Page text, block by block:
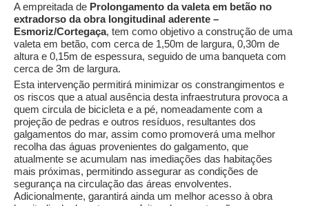
A empreitada de Prolongamento da valeta em betão no
extradorso da obra longitudinal aderente –
Esmoriz/Cortegaça, tem como objetivo a construção de uma
valeta em betão, com cerca de 1,50m de largura, 0,30m de
altura e 0,15m de espessura, seguido de uma banqueta com
cerca de 3m de largura.
Esta intervenção permitirá minimizar os constrangimentos e
os riscos que a atual ausência desta infraestrutura provoca a
quem circula de bicicleta e a pé, nomeadamente com a
projeção de pedras e outros resíduos, resultantes dos
galgamentos do mar, assim como promoverá uma melhor
recolha das águas provenientes do galgamento, que
atualmente se acumulam nas imediações das habitações
mais próximas, permitindo assegurar as condições de
segurança na circulação das áreas envolventes.
Adicionalmente, garantirá ainda um melhor acesso à obra